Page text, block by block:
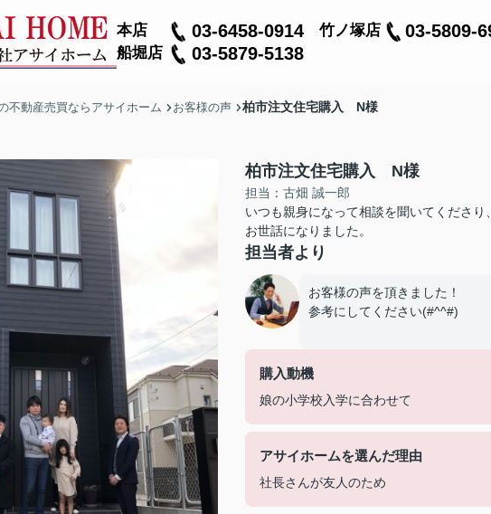
本店 03-6458-0914 竹ノ塚店 03-5809-
船堀店 03-5879-5138
不動産売買ならアサイホーム お客様の声 柏市注文住宅購入 N様
柏市注文住宅購入 N様
担当：古畑 誠一郎
いつも親身になって相談を聞いてくださ
お世話になりました。
担当者より
お客様の声を頂きました！
参考にしてください(#^^#)
購入動機
娘の小学校入学に合わせて
アサイホームを選んだ理由
社長さんが友人のため